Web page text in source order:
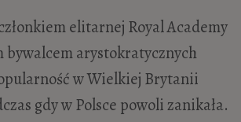
elitarnej Royal Academy
bywalcem arystokratycznych
w Wielkiej Brytanii
gdy w Polsce powoli zanikała.